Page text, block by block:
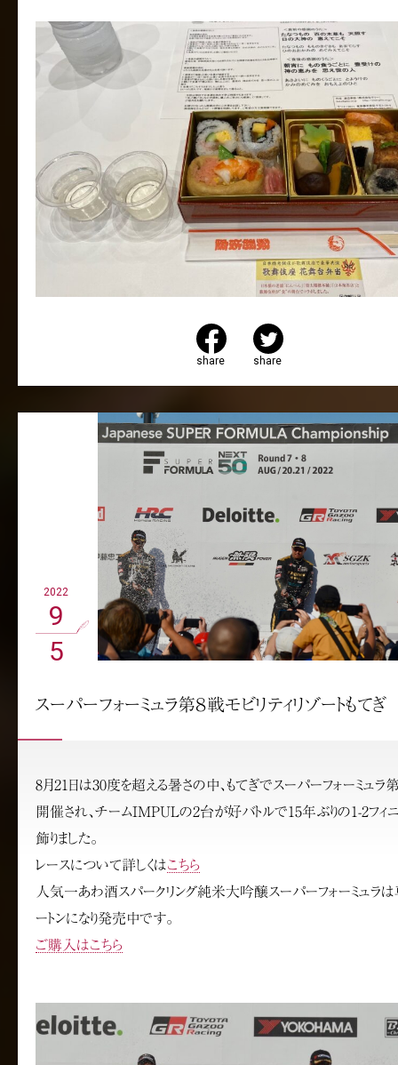
share share
2022
9
5
スーパーフォーミュラ第８戦モビリティリゾートもてぎ
8月21日は30度を超える暑さの中、もてぎでスーパーフォーミュラ
開催され、チームIMPULの2台が好バトルで15年ぶりの1-2フィニ
飾りました。
レースについて詳しくはこちら
人気一あわ酒スパークリング純米大吟醸スーパーフォーミュラ
ートンになり発売中です。
ご購入はこちら